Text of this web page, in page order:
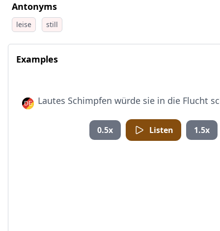
Antonyms
leise still
Examples
Lautes Schimpfen würde sie in die Flucht
0.5x Listen 1.5x